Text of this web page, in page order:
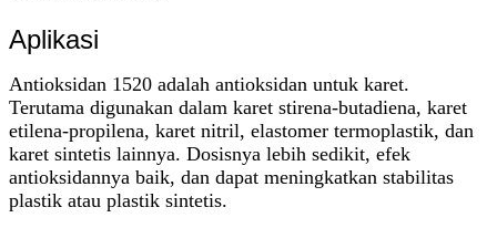
Aplikasi
Antioksidan 1 520 adalah antioksidan untuk karet.
Terutama digunakan dalam karet stirena-butadiena, karet
etilena-propilena, karet nitril, elastomer termoplastik, dan
karet sintetis lainnya. Dosisnya lebih sedikit, efek
antioksidannya baik, dan dapat meningkatkan stabilitas
plastik atau plastik sintetis.